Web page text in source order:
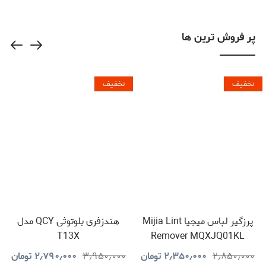
پر فروش ترین ها
تخفیف
پرزگیر لباس میجیا Mijia Lint
Remover MQXJQ01KL
۲٫۸۵۰٫۰۰۰ ۲٫۳۵۰٫۰۰۰ تومان
تخفیف
هندزفری بلوتوثی QCY مدل
T13X
۳٫۹۵۰٫۰۰۰ ۲٫۷۹۰٫۰۰۰ تومان